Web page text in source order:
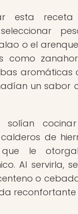
esta receta
o el
como
aromáticas
un sabor
solían
de
le
Al servirla,
o
reconfortante